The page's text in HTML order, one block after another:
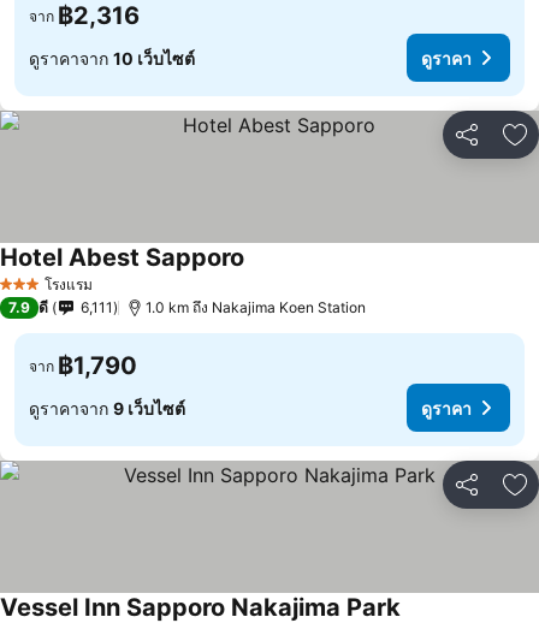
จาก ฿2,316
ดูราคาจาก 10 เว็บไซต์ ดูราคา
แชร์ เ
3 ดาว โรงแรม
Hotel Abest Sapporo
7.9 ดี 6,111 1.0 km ถึง Nakajima Koen Station
จาก ฿1,790
ดูราคาจาก 9 เว็บไซต์ ดูราคา
แชร์ เ
Vessel Inn Sapporo Nakajima Park